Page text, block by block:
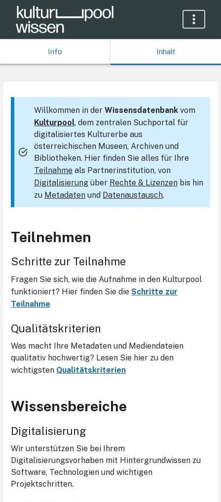
Info Inhalt
Willkommen in der Wissensdatenbank vom
Kulturpool, dem zentralen Suchportal für
digitalisiertes Kulturerbe aus
österreichischen Museen, Archiven und
Bibliotheken. Hier finden Sie alles für Ihre
Teilnahme als Partnerinstitution, von
Digitalisierung über Rechte & Lizenzen bis hin
zu Metadaten und Datenaustausch.
Teilnehmen
Schritte zur Teilnahme
Fragen Sie sich, wie die Aufnahme in den Kulturpool
funktioniert? Hier finden Sie die Schritte zur
Teilnahme
Qualitätskriterien
Was macht Ihre Metadaten und Mediendateien
qualitativ hochwertig? Lesen Sie hier zu den
wichtigsten Qualitätskriterien
Wissensbereiche
Digitalisierung
Wir unterstützen Sie bei Ihrem
Digitalisierungsvorhaben mit Hintergrundwissen zu
Software, Technologien und wichtigen
Projektschritten.